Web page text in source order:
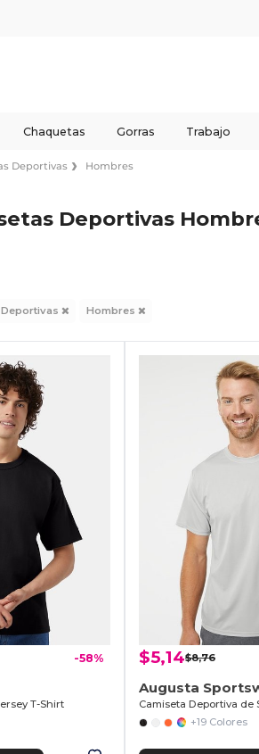
Chaquetas Gorras Trabajo
Deportivas Hombres
Deportivas
Hombres
-58%
T-Shirt
$5,14$8,76
Augusta
+19 Colores